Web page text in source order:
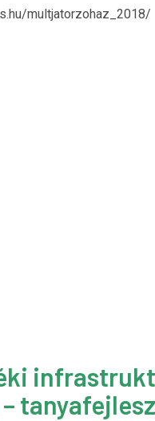
multjatorzohaz_2018/